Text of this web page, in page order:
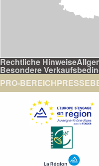
Rechtliche Hinweise
Besondere
PRO-BEREICH